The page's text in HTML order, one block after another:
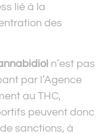
lié à la
des
n’est pas
par l’Agence
au THC,
peuvent donc
sanctions, à